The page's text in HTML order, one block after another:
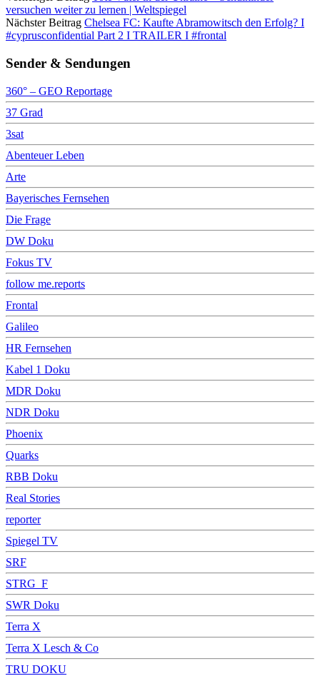
versuchen weiter zu lernen | Weltspiegel
Nächster Beitrag Chelsea FC: Kaufte Abramowitsch den Erfolg? I
#cyprusconfidential Part 2 I TRAILER I #frontal
Sender & Sendungen
360° – GEO Reportage
37 Grad
3sat
Abenteuer Leben
Arte
Bayerisches Fernsehen
Die Frage
DW Doku
Fokus TV
follow me.reports
Frontal
Galileo
HR Fernsehen
Kabel 1 Doku
MDR Doku
NDR Doku
Phoenix
Quarks
RBB Doku
Real Stories
reporter
Spiegel TV
SRF
STRG_F
SWR Doku
Terra X
Terra X Lesch & Co
TRU DOKU